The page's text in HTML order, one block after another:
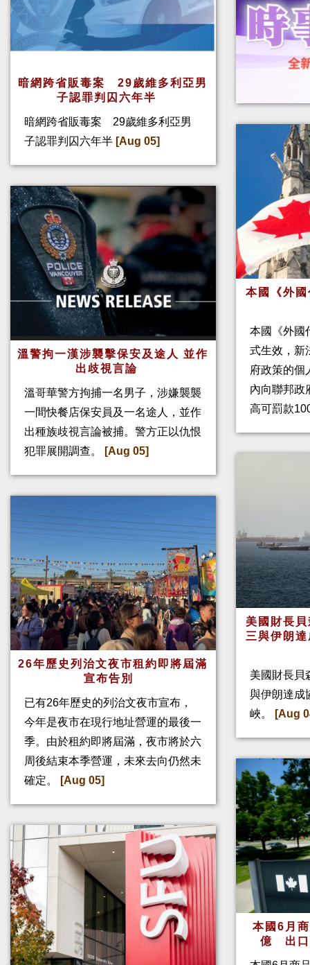
暗網跨省販毒案 29歲維多利亞男
子認罪判囚六年半
暗網跨省販毒案 29歲維多利亞男
子認罪判囚六年半 [Aug 05]
溫警拘一漢涉襲擊保安及途人 並作
出歧視言論
溫哥華警方拘捕一名男子，涉嫌襲襲
一間快餐店保安員及一名途人，並作
出種族歧視言論被捕。警方正以仇恨
犯罪展開調查。
[Aug 05]
26年歷史列治文夜市租約即將屆滿
宣布告別
已有26年歷史的列治文夜市宣布，
今年是夜市在現行地址營運的最後一
季。由於租約即將屆滿，夜市將於六
周後結束本季營運，未來去向仍然未
確定。
[Aug 05]
本國《外
本國《外國
式生效，新
府政策的個
內向聯邦政
高可罰款
美國財長
三與伊朗
美國財長貝
與伊朗達成
峽。
[Aug
本國6月
億 出口